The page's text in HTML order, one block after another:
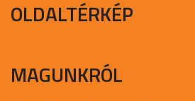
OLDALTÉRKÉP
MAGUNKRÓL